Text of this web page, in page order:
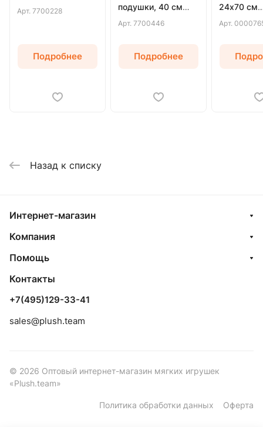
Арт. 7700228
Подробнее
подушки, 40 см
(Белый)
Арт. 7700446
Подробнее
24х70 см
(Бежевый)
Арт.
Назад к списку
Интернет-магазин
Компания
Помощь
Контакты
+7(495)129-33-41
sales@plush.team
© 2026 Оптовый интернет-магазин мягких игрушек
«Plush.team»
Политика обработки данных Оферта